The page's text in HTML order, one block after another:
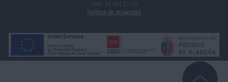
Telf. 91 452 27 00
Política de privacidad